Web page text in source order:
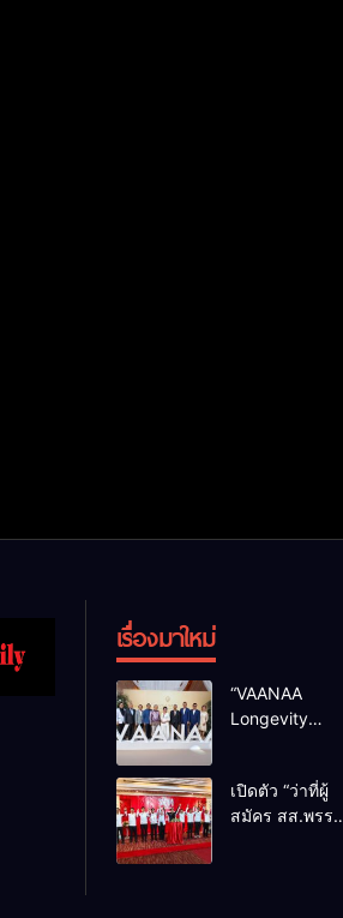
เรื่องมาใหม่
“VAANAA
Longevity
เอนต์ใหญ่สุดใน
อาเซียน
เปิดตัว “ว่าที่ผู้
สมัคร สส.พรรค